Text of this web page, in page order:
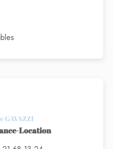
GAVAZZI
Location